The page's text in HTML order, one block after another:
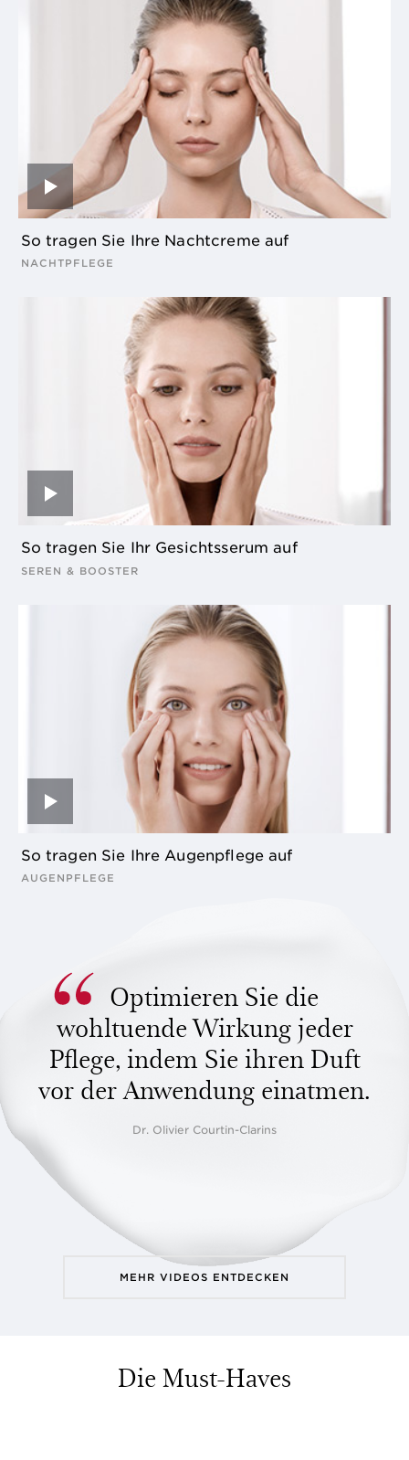
So tragen Sie Ihre Nachtcreme auf
NACHTPFLEGE
So tragen Sie Ihr Gesichtsserum auf
SEREN & BOOSTER
So tragen Sie Ihre Augenpflege auf
AUGENPFLEGE
Optimieren Sie die
wohltuende Wirkung jeder
Pflege, indem Sie ihren Duft
vor der Anwendung einatmen.
Dr. Olivier Courtin-Clarins
MEHR VIDEOS ENTDECKEN
Die Must-Haves